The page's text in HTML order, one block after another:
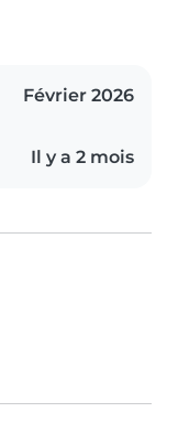
Février 2026
Il y a 2 mois